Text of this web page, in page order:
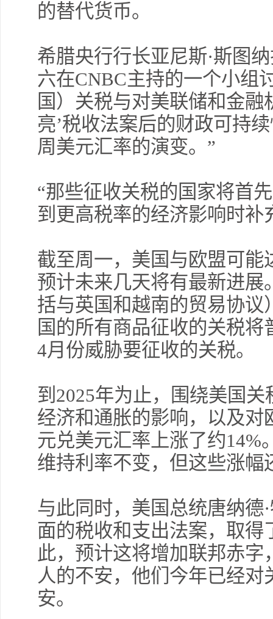
的替代货币。
希腊央行行长亚尼斯·斯图
六在CNBC主持的一个小组
国）关税与对美联储和金融
亮’税收法案后的财政可持
周美元汇率的演变。”
“那些征收关税的国家将首
到更高税率的经济影响时补
截至周一，美国与欧盟可
预计未来几天将有最新进
括与英国和越南的贸易协
国的所有商品征收的关税
4月份威胁要征收的关税。
到2025年为止，围绕美国
经济和通胀的影响，以及
元兑美元汇率上涨了约14%
维持利率不变，但这些涨幅
与此同时，美国总统唐纳德
面的税收和支出法案，取
此，预计这将增加联邦赤
人的不安，他们今年已经
安。